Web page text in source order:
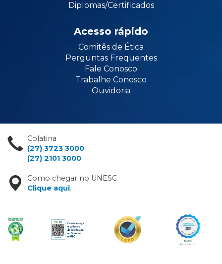
Diplomas/Certificados
Acesso rápido
Comitês de Ética
Perguntas Frequentes
Fale Conosco
Trabalhe Conosco
Ouvidoria
Colatina
(27) 3723 3000
(27) 2101 3000
Como chegar no UNESC
Clique aqui.